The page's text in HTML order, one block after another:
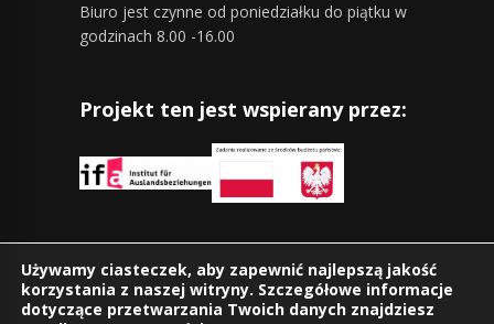
Biuro jest czynne od poniedziałku do piątku w
godzinach 8.00 -16.00
Projekt ten jest wspierany przez:
Znajdziesz nas również na:
Używamy ciasteczek, aby zapewnić najlepszą jakość
korzystania z naszej witryny. Szczegółowe informacje
dotyczące przetwarzania Twoich danych znajdziesz